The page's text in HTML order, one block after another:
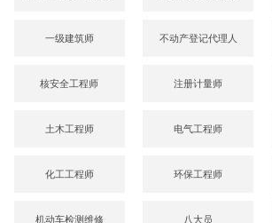
一级建筑师 不动产登记代理人
核安全工程师 注册计量师
土木工程师 电气工程师
化工工程师 环保工程师
机动车检测维修 八大员